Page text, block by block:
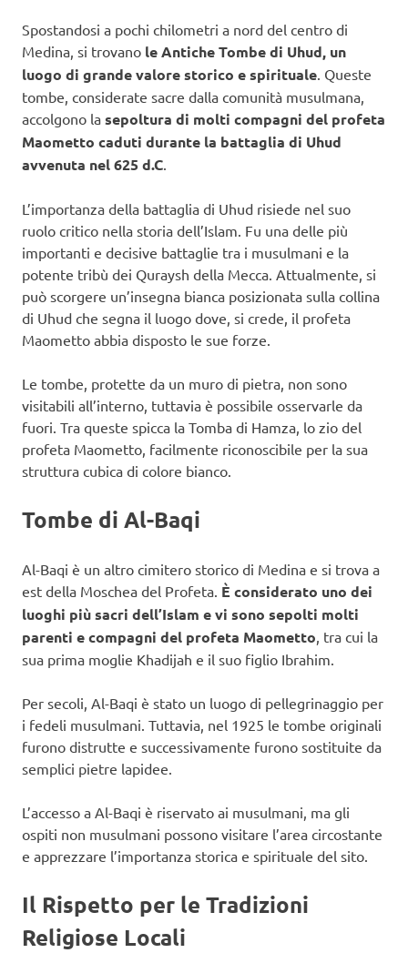
Spostandosi a pochi chilometri a nord del centro di
Medina, si trovano le Antiche Tombe di Uhud, un
luogo di grande valore storico e spirituale. Queste
tombe, considerate sacre dalla comunità musulmana,
accolgono la sepoltura di molti compagni del profeta
Maometto caduti durante la battaglia di Uhud
avvenuta nel 625 d.C.
L’importanza della battaglia di Uhud risiede nel suo
ruolo critico nella storia dell’Islam. Fu una delle più
importanti e decisive battaglie tra i musulmani e la
potente tribù dei Quraysh della Mecca. Attualmente, si
può scorgere un’insegna bianca posizionata sulla collina
di Uhud che segna il luogo dove, si crede, il profeta
Maometto abbia disposto le sue forze.
Le tombe, protette da un muro di pietra, non sono
visitabili all’interno, tuttavia è possibile osservarle da
fuori. Tra queste spicca la Tomba di Hamza, lo zio del
profeta Maometto, facilmente riconoscibile per la sua
struttura cubica di colore bianco.
Tombe di Al-Baqi
Al-Baqi è un altro cimitero storico di Medina e si trova a
est della Moschea del Profeta. È considerato uno dei
luoghi più sacri dell’Islam e vi sono sepolti molti
parenti e compagni del profeta Maometto, tra cui la
sua prima moglie Khadijah e il suo figlio Ibrahim.
Per secoli, Al-Baqi è stato un luogo di pellegrinaggio per
i fedeli musulmani. Tuttavia, nel 1925 le tombe originali
furono distrutte e successivamente furono sostituite da
semplici pietre lapidee.
L’accesso a Al-Baqi è riservato ai musulmani, ma gli
ospiti non musulmani possono visitare l’area circostante
e apprezzare l’importanza storica e spirituale del sito.
Il Rispetto per le Tradizioni
Religiose Locali